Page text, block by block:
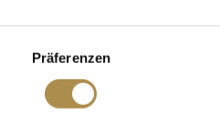
Präferenzen